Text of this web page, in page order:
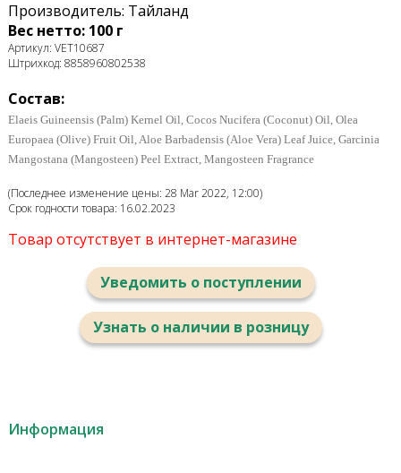
Производитель: Тайланд
Вес нетто: 100 г
Артикул: VET10687
Штрихкод: 8858960802538
Состав:
Elaeis Guineensis (Palm) Kernel Oil, Cocos Nucifera (Coconut) Oil, Olea
Europaea (Olive) Fruit Oil, Aloe Barbadensis (Aloe Vera) Leaf Juice, Garcinia
Mangostana (Mangosteen) Peel Extract, Mangosteen Fragrance
(Последнее изменение цены: 28 Mar 2022, 12:00)
Срок годности товара: 16.02.2023
Товар отсутствует в интернет-магазине
Уведомить о поступлении
Узнать о наличии в розницу
Информация